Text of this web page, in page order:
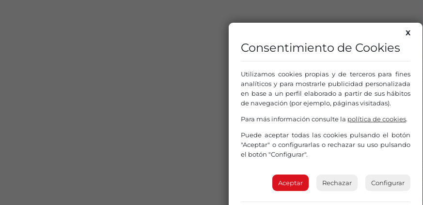
X
Consentimiento de Cookies
Utilizamos cookies propias y de terceros para fines
analíticos y para mostrarle publicidad personalizada
en base a un perfil elaborado a partir de sus hábitos
de navegación (por ejemplo, páginas visitadas).
Para más información consulte la política de cookies.
Puede aceptar todas las cookies pulsando el botón
"Aceptar" o configurarlas o rechazar su uso pulsando
el botón "Configurar".
Aceptar Rechazar Configurar